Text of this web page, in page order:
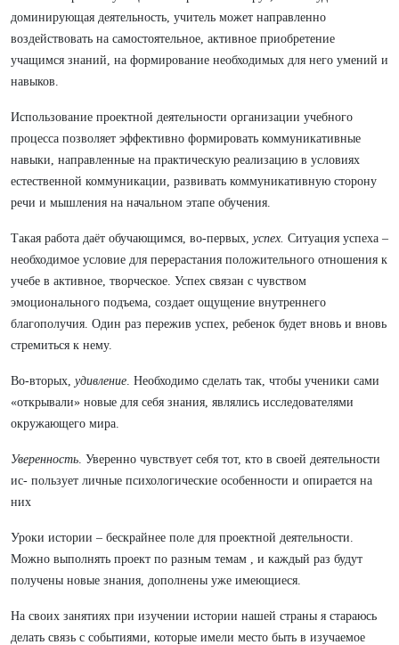
доминирующая деятельность, учитель может направленно
воздействовать на самостоятельное, активное приобретение
учащимся знаний, на формирование необходимых для него умений и
навыков.
Использование проектной деятельности организации учебного
процесса позволяет эффективно формировать коммуникативные
навыки, направленные на практическую реализацию в условиях
естественной коммуникации, развивать коммуникативную сторону
речи и мышления на начальном этапе обучения.
Такая работа даёт обучающимся, во-первых, успех. Ситуация успеха –
необходимое условие для перерастания положительного отношения к
учебе в активное, творческое. Успех связан с чувством
эмоционального подъема, создает ощущение внутреннего
благополучия. Один раз пережив успех, ребенок будет вновь и вновь
стремиться к нему.
Во-вторых, удивление. Необходимо сделать так, чтобы ученики сами
«открывали» новые для себя знания, являлись исследователями
окружающего мира.
Уверенность. Уверенно чувствует себя тот, кто в своей деятельности
ис- пользует личные психологические особенности и опирается на
них
Уроки истории – бескрайнее поле для проектной деятельности.
Можно выполнять проект по разным темам , и каждый раз будут
получены новые знания, дополнены уже имеющиеся.
На своих занятиях при изучении истории нашей страны я стараюсь
делать связь с событиями, которые имели место быть в изучаемое